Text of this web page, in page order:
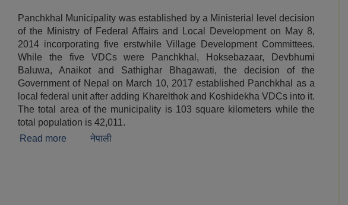
Panchkhal Municipality was established by a Ministerial level decision
of the Ministry of Federal Affairs and Local Development on May 8,
2014 incorporating five erstwhile Village Development Committees.
While the five VDCs were Panchkhal, Hoksebazaar, Devbhumi
Baluwa, Anaikot and Sathighar Bhagawati, the decision of the
Government of Nepal on March 10, 2017 established Panchkhal as a
local federal unit after adding Kharelthok and Koshidekha VDCs into it.
The total area of the municipality is 103 square kilometers while the
total population is 42,011.
Read more about Brief Introduction
नेपाली